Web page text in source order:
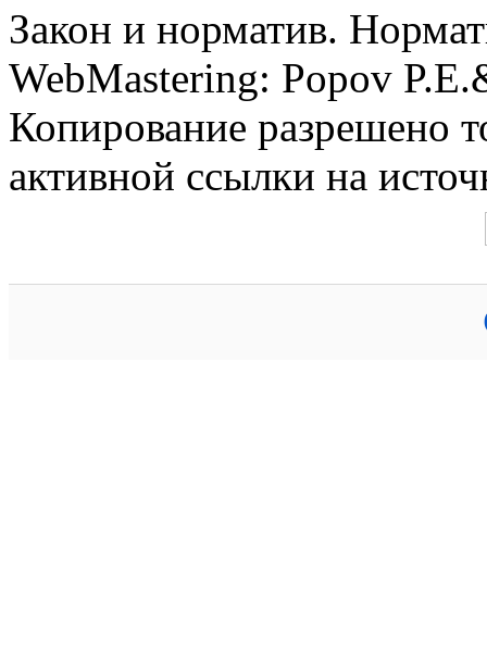
Закон и норматив.
WebMastering: Popov
Копирование разрешено
активной ссылки на